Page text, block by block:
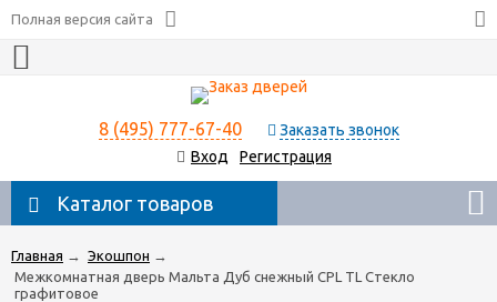
Полная версия сайта
8 (495) 777-67-40
Заказать звонок
Вход
Регистрация
Каталог товаров
Главная → Экошпон →
Межкомнатная дверь Мальта Дуб снежный CPL TL Стекло
графитовое